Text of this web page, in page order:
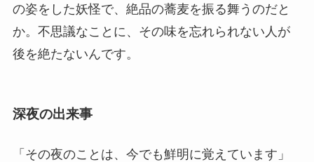
の姿をした妖怪で、絶品の蕎麦を振る舞うのだと
か。不思議なことに、その味を忘れられない人が
後を絶たないんです。
深夜の出来事
「その夜のことは、今でも鮮明に覚えています」